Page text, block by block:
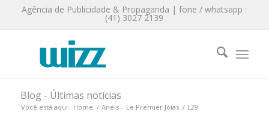
Agência de Publicidade & Propaganda | fone / whatsapp :
(41) 3027 2139
Blog - Últimas notícias
Você está aqui: Home / Anéis – Le Premier Jóias / L29